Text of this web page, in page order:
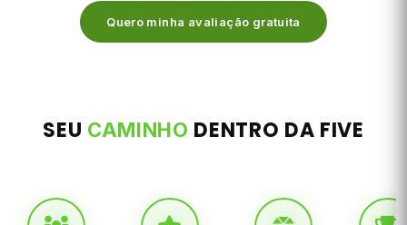
Quero minha avaliação gratuita
SEU CAMINHO DENTRO DA FIVE